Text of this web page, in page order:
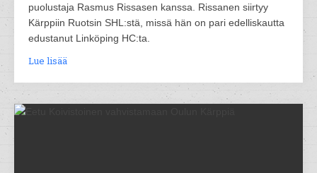
puolustaja Rasmus Rissasen kanssa. Rissanen siirtyy
Kärppiin Ruotsin SHL:stä, missä hän on pari edelliskautta
edustanut Linköping HC:ta.
Lue lisää